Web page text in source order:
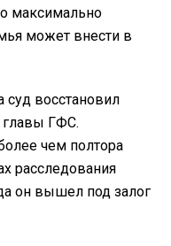
максимально
может внести в
суд восстановил
главы ГФС.
чем полтора
расследования
он вышел под залог